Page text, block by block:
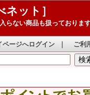
ット］
らない商品も扱っております
ページへログイン ご利